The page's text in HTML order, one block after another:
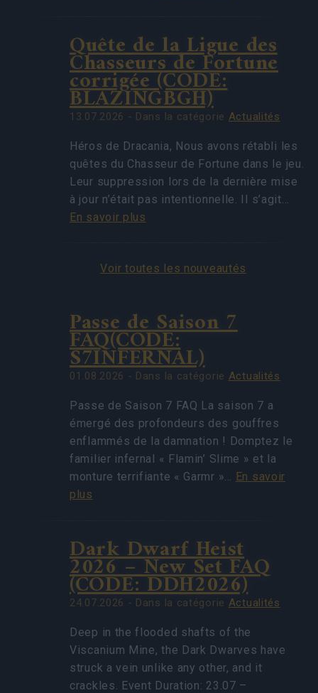
Quête de la Ligue des
Chasseurs de Fortune
corrigée (CODE:
BLAZINGBGH)
13.07.2026 - Dans la catégorie Actualités
Héros de Dracania, Nous avons rétabli les
quêtes du Chasseur de Fortune dans le jeu.
Leur suppression lors de la dernière mise
à jour n’était pas intentionnelle. Il s’agit…
En savoir plus
Voir toutes les nouveautés
Passe de Saison 7
FAQ(CODE:
S7INFERNAL)
01.08.2026 - Dans la catégorie Actualités
Passe de Saison 7 FAQ La saison 7 a
émergé des profondeurs des gouffres
enflammés de la damnation ! Domptez le
familier infernal « Flamin’ Slime » et la
monture terrifiante « Garmr »… En savoir
plus
Dark Dwarf Heist
2026 – New Set FAQ
(CODE: DDH2026)
24.07.2026 - Dans la catégorie Actualités
Deep in the flooded shafts of the
Viscanium Mine, the Dark Dwarves have
struck a vein unlike any other, and it
crackles. Event Duration: 23.07 –